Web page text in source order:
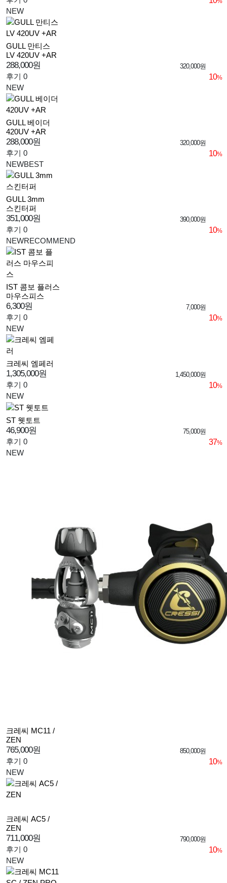
NEW
GULL 만티스
LV 420UV +AR
288,000원 320,000원
10%
후기 0
NEW
GULL 베이더
420UV +AR
288,000원 320,000원
10%
후기 0
NEWBEST
GULL 3mm
스킨터퍼
351,000원 390,000원
10%
후기 0
NEWRECOMMEND
IST 콤보 플러스
마우스피스
6,300원 7,000원
10%
후기 0
NEW
크레씨 엠페러
1,305,000원 1,450,000원
10%
후기 0
NEW
ST 웻토트
46,900원 75,000원
37%
후기 0
NEW
크레씨 MC11 /
ZEN
765,000원 850,000원
10%
후기 0
NEW
크레씨 AC5 /
ZEN
711,000원 790,000원
10%
후기 0
NEW